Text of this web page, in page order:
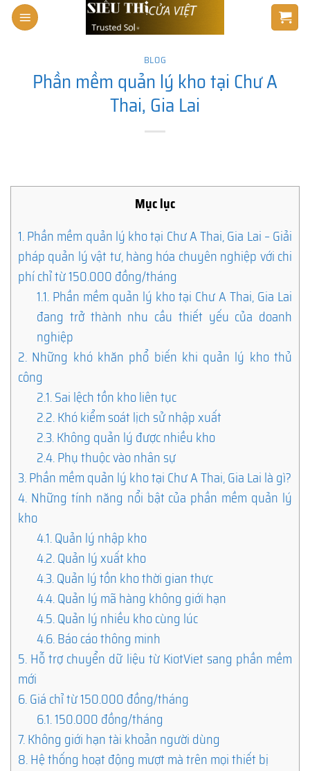
Skip
BLOG
Phần mềm quản lý kho tại Chư A
Thai, Gia Lai
Mục lục
1.Phần mềm quản lý kho tại Chư A Thai, Gia Lai – Giải
pháp quản lý vật tư, hàng hóa chuyên nghiệp với chi
phí chỉ từ 150.000 đồng/tháng
1.1. Phần mềm quản lý kho tại Chư A Thai, Gia Lai
đang trở thành nhu cầu thiết yếu của doanh
nghiệp
2. Những khó khăn phổ biến khi quản lý kho thủ
công
2.1.Sai lệch tồn kho liên tục
2.2.Khó kiểm soát lịch sử nhập xuất
2.3.Không quản lý được nhiều kho
2.4.Phụ thuộc vào nhân sự
3.Phần mềm quản lý kho tại Chư A Thai, Gia Lai là gì?
4. Những tính năng nổi bật của phần mềm quản lý
kho
4.1.Quản lý nhập kho
4.2.Quản lý xuất kho
4.3.Quản lý tồn kho thời gian thực
4.4.Quản lý mã hàng không giới hạn
4.5.Quản lý nhiều kho cùng lúc
4.6.Báo cáo thông minh
5. Hỗ trợ chuyển dữ liệu từ KiotViet sang phần mềm
mới
6.Giá chỉ từ 150.000 đồng/tháng
6.1.150.000 đồng/tháng
7.Không giới hạn tài khoản người dùng
8.Hệ thống hoạt động mượt mà trên mọi thiết bị